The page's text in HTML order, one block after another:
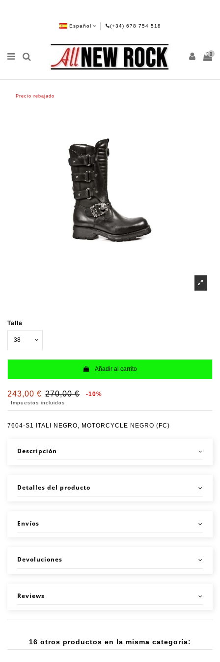
Español (+34) 678 754 518
0
Precio rebajado
Talla
Añadir al carrito
243,00 € 270,00 € -10%
Impuestos incluidos
7604-S1 ITALI NEGRO, MOTORCYCLE NEGRO (FC)
Descripción
Detalles del producto
Envíos
Devoluciones
Reviews
16 otros productos en la misma categoría: